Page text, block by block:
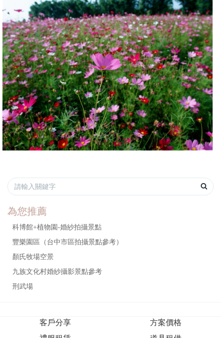
為您推薦
科博館+植物園-婚紗拍攝景點
豐樂園區（台中市區拍攝景點參考）
顏氏牧場空景
九族文化村婚紗攝影景點參考
刑武場
客戶分享
方案價格